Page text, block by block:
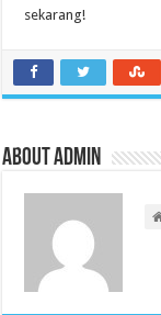
sekarang!
About admin